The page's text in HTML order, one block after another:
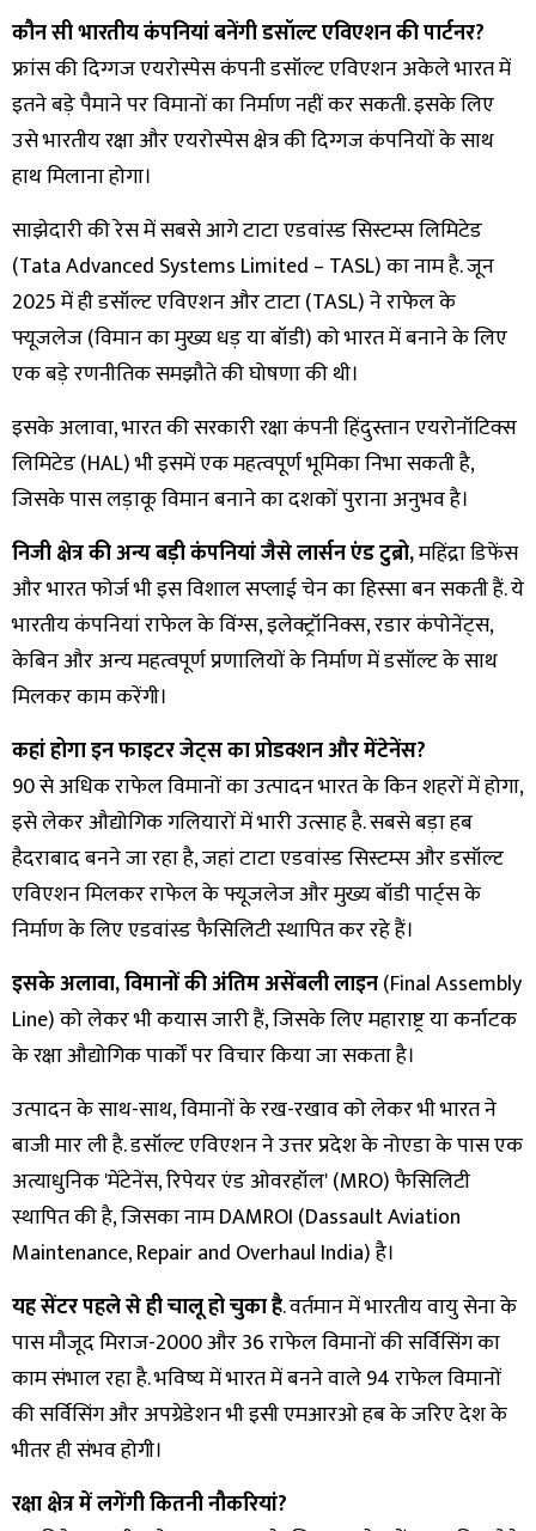
कौन सी भारतीय कंपनियां बनेंगी डसॉल्ट एविएशन की पार्टनर?
फ्रांस की दिग्गज एयरोस्पेस कंपनी डसॉल्ट एविएशन अकेले भारत में
इतने बड़े पैमाने पर विमानों का निर्माण नहीं कर सकती. इसके लिए
उसे भारतीय रक्षा और एयरोस्पेस क्षेत्र की दिग्गज कंपनियों के साथ
हाथ मिलाना होगा।
साझेदारी की रेस में सबसे आगे टाटा एडवांस्ड सिस्टम्स लिमिटेड
(Tata Advanced Systems Limited – TASL) का नाम है. जून
2025 में ही डसॉल्ट एविएशन और टाटा (TASL) ने राफेल के
फ्यूजलेज (विमान का मुख्य धड़ या बॉडी) को भारत में बनाने के लिए
एक बड़े रणनीतिक समझौते की घोषणा की थी।
इसके अलावा, भारत की सरकारी रक्षा कंपनी हिंदुस्तान एयरोनॉटिक्स
लिमिटेड (HAL) भी इसमें एक महत्वपूर्ण भूमिका निभा सकती है,
जिसके पास लड़ाकू विमान बनाने का दशकों पुराना अनुभव है।
निजी क्षेत्र की अन्य बड़ी कंपनियां जैसे लार्सन एंड टुब्रो,महिंद्रा डिफेंस
और भारत फोर्ज भी इस विशाल सप्लाई चेन का हिस्सा बन सकती हैं. ये
भारतीय कंपनियां राफेल के विंग्स, इलेक्ट्रॉनिक्स, रडार कंपोनेंट्स,
केबिन और अन्य महत्वपूर्ण प्रणालियों के निर्माण में डसॉल्ट के साथ
मिलकर काम करेंगी।
कहां होगा इन फाइटर जेट्स का प्रोडक्शन और मेंटेनेंस?
90 से अधिक राफेल विमानों का उत्पादन भारत के किन शहरों में होगा,
इसे लेकर औद्योगिक गलियारों में भारी उत्साह है. सबसे बड़ा हब
हैदराबाद बनने जा रहा है, जहां टाटा एडवांस्ड सिस्टम्स और डसॉल्ट
एविएशन मिलकर राफेल के फ्यूजलेज और मुख्य बॉडी पार्ट्स के
निर्माण के लिए एडवांस्ड फैसिलिटी स्थापित कर रहे हैं।
इसके अलावा, विमानों की अंतिम असेंबली लाइन(Final Assembly
Line) को लेकर भी कयास जारी हैं, जिसके लिए महाराष्ट्र या कर्नाटक
के रक्षा औद्योगिक पार्कों पर विचार किया जा सकता है।
उत्पादन के साथ-साथ, विमानों के रख-रखाव को लेकर भी भारत ने
बाजी मार ली है. डसॉल्ट एविएशन ने उत्तर प्रदेश के नोएडा के पास एक
अत्याधुनिक 'मेंटेनेंस, रिपेयर एंड ओवरहॉल' (MRO) फैसिलिटी
स्थापित की है, जिसका नाम DAMROI (Dassault Aviation
Maintenance, Repair and Overhaul India) है।
यह सेंटर पहले से ही चालू हो चुका है. वर्तमान में भारतीय वायु सेना के
पास मौजूद मिराज-2000 और 36 राफेल विमानों की सर्विसिंग का
काम संभाल रहा है. भविष्य में भारत में बनने वाले 94 राफेल विमानों
की सर्विसिंग और अपग्रेडेशन भी इसी एमआरओ हब के जरिए देश के
भीतर ही संभव होगी।
रक्षा क्षेत्र में लगेंगी कितनी नौकरियां?